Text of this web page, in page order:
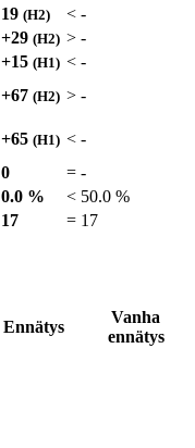
19 (H2) < -
+29 (H2) > -
+15 (H1) < -
+67 (H2) > -
+65 (H1) < -
0 = -
0.0 % < 50.0 %
17 = 17
Ennätys
Vanha
ennätys